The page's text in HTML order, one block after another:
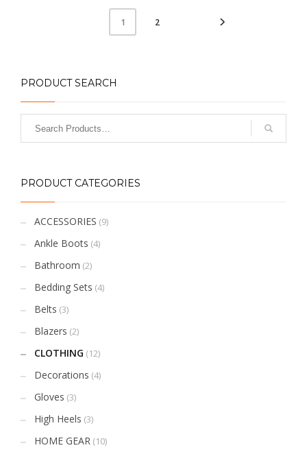
1 2
PRODUCT SEARCH
PRODUCT CATEGORIES
ACCESSORIES (9)
Ankle Boots (4)
Bathroom (2)
Bedding Sets (4)
Belts (3)
Blazers (2)
CLOTHING (12)
Decorations (4)
Gloves (3)
High Heels (3)
HOME GEAR (10)